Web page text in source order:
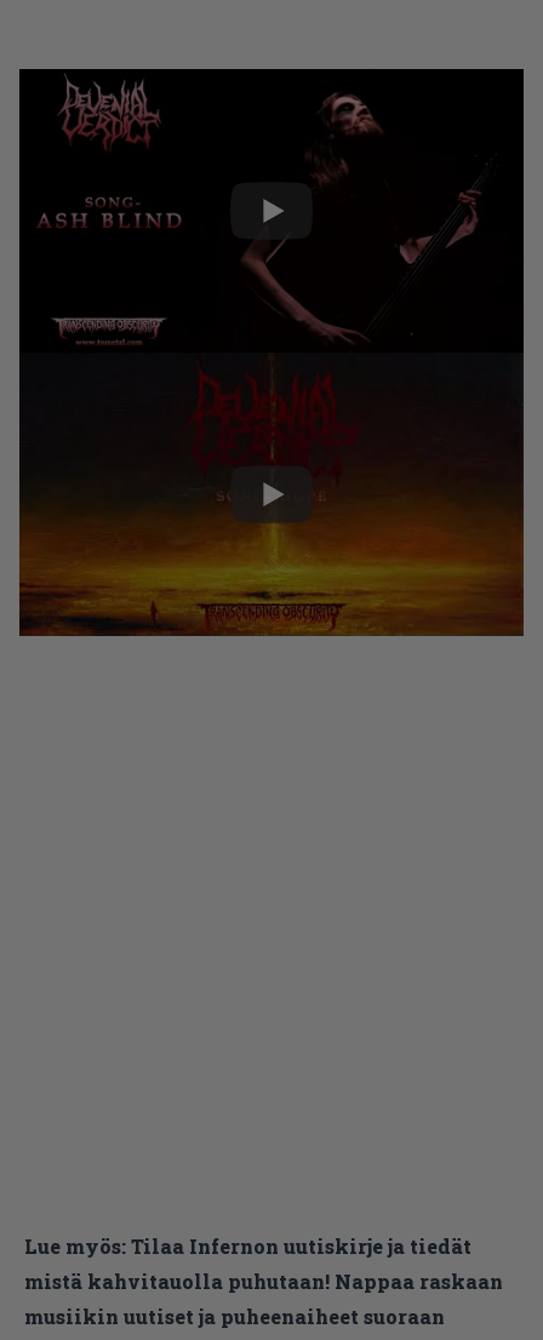
Lue myös:Tilaa Infernon uutiskirje ja tiedät
mistä kahvitauolla puhutaan! Nappaa raskaan
musiikin uutiset ja puheenaiheet suoraan